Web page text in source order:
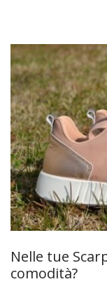
Nelle tue
comodità?